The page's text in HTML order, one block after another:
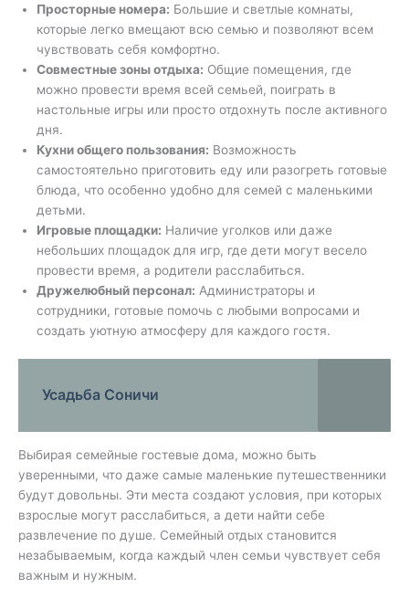
Просторные номера: Большие и светлые комнаты,
которые легко вмещают всю семью и позволяют всем
чувствовать себя комфортно.
Совместные зоны отдыха: Общие помещения, где
можно провести время всей семьей, поиграть в
настольные игры или просто отдохнуть после активного
дня.
Кухни общего пользования: Возможность
самостоятельно приготовить еду или разогреть готовые
блюда, что особенно удобно для семей с маленькими
детьми.
Игровые площадки: Наличие уголков или даже
небольших площадок для игр, где дети могут весело
провести время, а родители расслабиться.
Дружелюбный персонал: Администраторы и
сотрудники, готовые помочь с любыми вопросами и
создать уютную атмосферу для каждого гостя.
Усадьба Соничи
Выбирая семейные гостевые дома, можно быть
уверенными, что даже самые маленькие путешественники
будут довольны. Эти места создают условия, при которых
взрослые могут расслабиться, а дети найти себе
развлечение по душе. Семейный отдых становится
незабываемым, когда каждый член семьи чувствует себя
важным и нужным.